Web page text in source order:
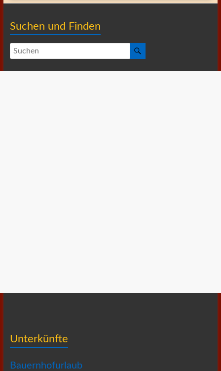
Suchen und Finden
Unterkünfte
Bauernhofurlaub